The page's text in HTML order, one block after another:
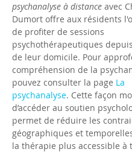
psychanalyse à distance avec
Dumort offre aux résidents
de profiter de sessions
psychothérapeutiques
de leur domicile. Pour
compréhension de la
pouvez consulter la page La
psychanalyse. Cette façon
d’accéder au soutien
permet de réduire les
géographiques et
la thérapie plus accessible à